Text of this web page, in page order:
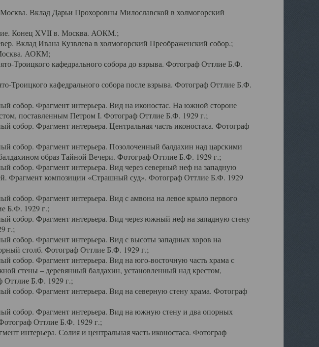
Вклад Дарьи Прохоровны Милославской в холмогорский
Конец XVII в. Москва. АОКМ.;
Вклад Ивана Кузвлева в холмогорский Преображенский собор.;
АОКМ;
Троицкого кафедрального собора до взрыва. Фотограф Оттлие Б.Ф.
Троицкого кафедрального собора после взрыва. Фотограф Оттлие Б.Ф.
собор. Фрагмент интерьера. Вид на иконостас. На южной стороне
поставленным Петром I. Фотограф Оттлие Б.Ф. 1929 г.;
Фрагмент интерьера. Центральная часть иконостаса. Фотограф
собор. Фрагмент интерьера. Позолоченный балдахин над царскими
образ Тайной Вечери. Фотограф Оттлие Б.Ф. 1929 г.;
собор. Фрагмент интерьера. Вид через северный неф на западную
Фрагмент композиции «Страшный суд». Фотограф Оттлие Б.Ф. 1929
собор. Фрагмент интерьера. Вид с амвона на левое крыло первого
Б.Ф. 1929 г.;
собор. Фрагмент интерьера. Вид через южный неф на западную стену
г.;
собор. Фрагмент интерьера. Вид с высоты западных хоров на
столб. Фотограф Оттлие Б.Ф. 1929 г.;
собор. Фрагмент интерьера. Вид на юго-восточную часть храма с
стены – деревянный балдахин, установленный над крестом,
Оттлие Б.Ф. 1929 г.;
собор. Фрагмент интерьера. Вид на северную стену храма. Фотограф
собор. Фрагмент интерьера. Вид на южную стену и два опорных
Оттлие Б.Ф. 1929 г.;
интерьера. Солия и центральная часть иконостаса. Фотограф